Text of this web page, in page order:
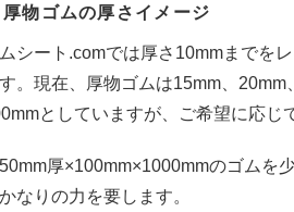
厚物ゴムの厚さイメージ
シート.comでは厚さ10mmまでを
。現在、厚物ゴムは15mm、
としていますが、ご希望に応じ
厚×100mm×1000mmのゴムを
なりの力を要します。